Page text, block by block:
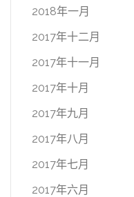
2018年一月
2017年十二月
2017年十一月
2017年十月
2017年九月
2017年八月
2017年七月
2017年六月